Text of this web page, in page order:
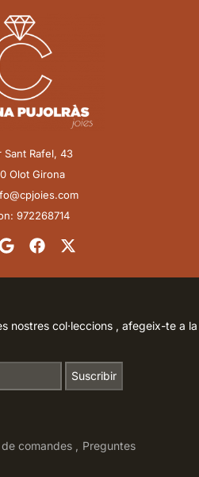
Sant Rafel, 43
Olot Girona
972268714
nostres col·leccions , afegeix-te a la
comandes
Preguntes